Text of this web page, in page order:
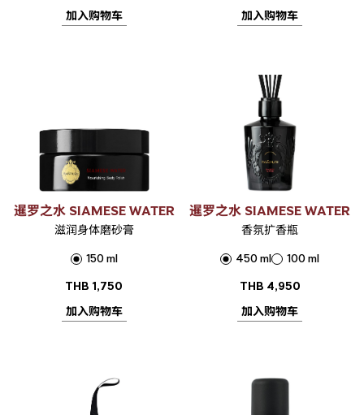
加入购物车
加入购物车
暹罗之水 SIAMESE WATER
滋润身体磨砂膏
150 ml
THB 1,750
加入购物车
暹罗之水 SIAMESE WATER
香氛扩香瓶
450 ml
100 ml
THB 4,950
加入购物车